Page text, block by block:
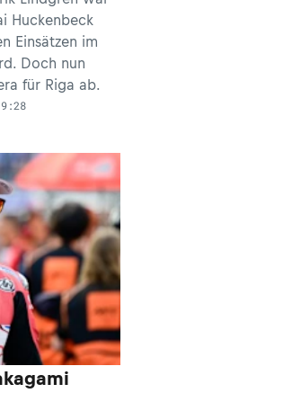
Huckenbeck
Einsätzen im
Doch nun
für Riga ab.